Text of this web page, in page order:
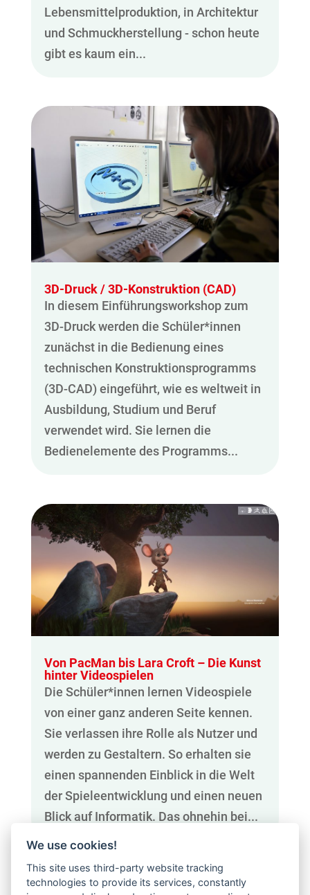
Lebensmittelproduktion, in Architektur
und Schmuckherstellung - schon heute
gibt es kaum ein...
3D-Druck / 3D-Konstruktion (CAD)
In diesem Einführungsworkshop zum
3D-Druck werden die Schüler*innen
zunächst in die Bedienung eines
technischen Konstruktionsprogramms
(3D-CAD) eingeführt, wie es weltweit in
Ausbildung, Studium und Beruf
verwendet wird. Sie lernen die
Bedienelemente des Programms...
Von PacMan bis Lara Croft – Die Kunst
hinter Videospielen
Die Schüler*innen lernen Videospiele
von einer ganz anderen Seite kennen.
Sie verlassen ihre Rolle als Nutzer und
werden zu Gestaltern. So erhalten sie
einen spannenden Einblick in die Welt
der Spieleentwicklung und einen neuen
Blick auf Informatik. Das ohnehin bei...
We use cookies!
This site uses third-party website tracking
technologies to provide its services, constantly